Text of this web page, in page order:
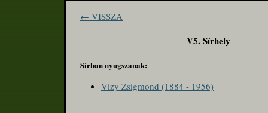
← VISSZA
V5. Sírhely
Sírban nyugszanak:
Vizy Zsigmond (1884 - 1956)